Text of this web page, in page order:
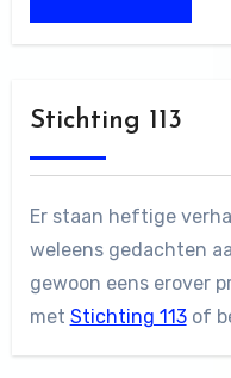
Stichting 113
Er staan heftige
weleens gedachten
gewoon eens erover
met Stichting 113of